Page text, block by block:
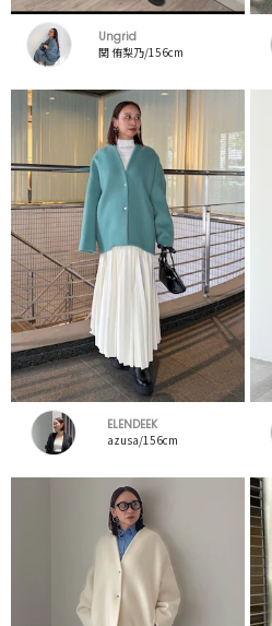
Ungrid
関 侑梨乃/156cm
ELENDEEK
azusa/156cm